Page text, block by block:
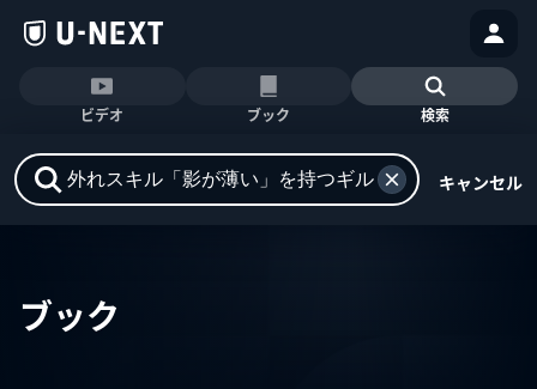
ビデオ ブック 検索
キャンセル
ブック